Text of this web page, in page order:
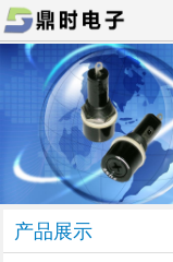
产品展示